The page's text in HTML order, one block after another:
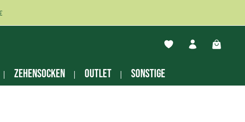
Du hast 0 Produkte
Zehensocken Outlet Sonstige